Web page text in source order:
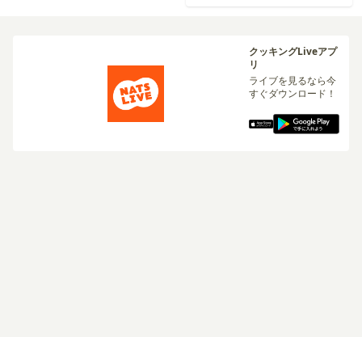
クッキングLiveアプ
リ
ライブを見るなら今
すぐダウンロード！